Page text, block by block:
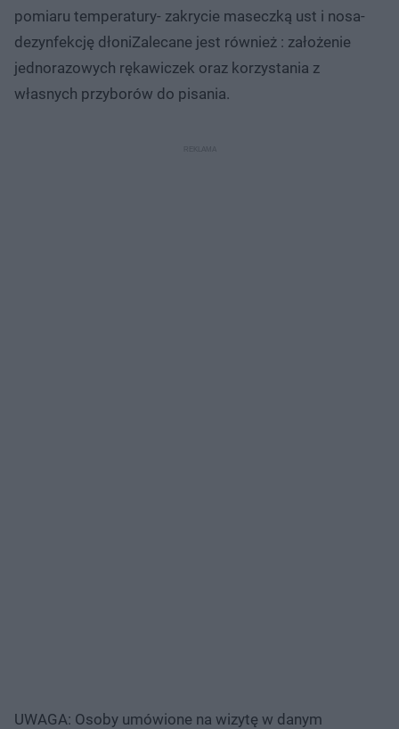
pomiaru temperatury- zakrycie maseczką ust i nosa-
dezynfekcję dłoniZalecane jest również : założenie
jednorazowych rękawiczek oraz korzystania z
własnych przyborów do pisania.
UWAGA: Osoby umówione na wizytę w danym